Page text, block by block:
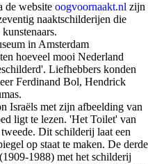
de website oogvoornaakt.nl zijn
naaktschilderijen die
in Amsterdam
hoeveel mooi Nederland
Liefhebbers konden
Ferdinand Bol, Hendrick
Israëls met zijn afbeelding van
ligt te lezen. 'Het Toilet' van
Dit schilderij laat een
op staat te maken. De derde
1988) met het schilderij